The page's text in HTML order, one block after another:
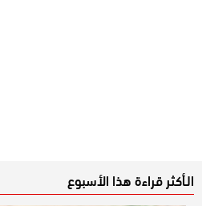
الـأكثر قراءة هذا الأسبوع